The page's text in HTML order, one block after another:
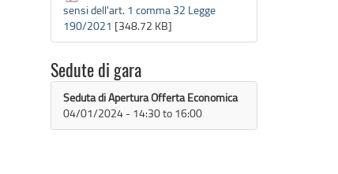
sensi dell'art. 1 comma 32 Legge
190/2021 [348.72 KB]
Sedute di gara
Seduta di Apertura Offerta Economica
04/01/2024 - 14:30to 16:00